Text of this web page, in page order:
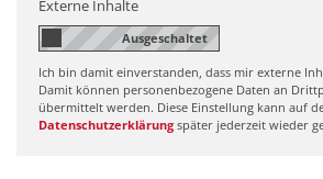
Externe Inhalte
Ich bin damit einverstanden, dass mir externe
Damit können personenbezogene Daten an
übermittelt werden. Diese Einstellung kann auf
Datenschutzerklärung später jederzeit wieder